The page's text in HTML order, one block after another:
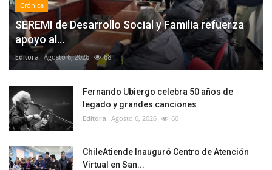
Crónica
SEREMI de Desarrollo Social y Familia refuerza
apoyo al...
Editora Agosto 6, 2026 68
Fernando Ubiergo celebra 50 años de
legado y grandes canciones
Editora Agosto 6, 2026 60
ChileAtiende Inauguró Centro de Atención
Virtual en San...